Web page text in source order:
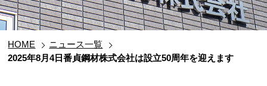
HOME
ニュース一覧
2025年8月4日番貞鋼材株式会社は設立50周年を迎えます